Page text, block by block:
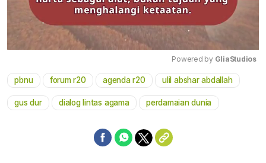
Mute
Powered by GliaStudios
pbnu forum r20 agenda r20 ulil abshar abdallah
gus dur dialog lintas agama perdamaian dunia